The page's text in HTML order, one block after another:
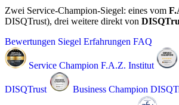
Zwei Service-Champion-Siegel: eines vom
DISQTrust), drei weitere direkt von
Bewertungen Siegel Erfahrungen FAQ
Service Champion F.A.Z. Institut
DISQTrust Business Champion